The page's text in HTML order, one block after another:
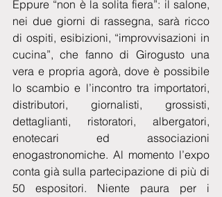
Eppure “non è la solita fiera”: il salone,
nei due giorni di rassegna, sarà ricco
di ospiti, esibizioni, “improvvisazioni in
cucina”, che fanno di Girogusto una
vera e propria agorà, dove è possibile
lo scambio e l’incontro tra importatori,
distributori, giornalisti, grossisti,
dettaglianti, ristoratori, albergatori,
enotecari ed associazioni
enogastronomiche. Al momento l’expo
conta già sulla partecipazione di più di
50 espositori. Niente paura per i